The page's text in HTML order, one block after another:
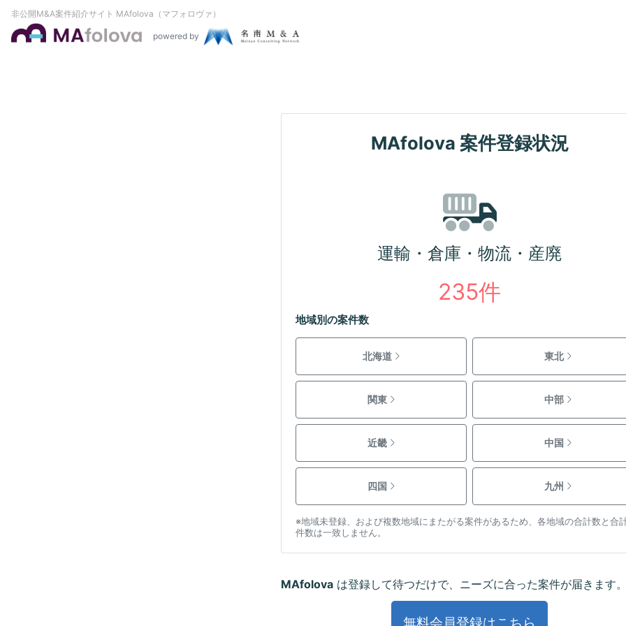
非公開M&A案件紹介サイト MAfolova（マフォロヴァ）
powered by
MAfolova 案件登録状況
運輸・倉庫・物流・産廃
235件
地域別の案件数
北海道 東北
関東 中部
近畿 中国
四国 九州
※地域未登録、および複数地域にまたがる案件があるため、各地域の合計数と合
件数は一致しません。
MAfolova は登録して待つだけで、ニーズに合った案件が届きます
無料会員登録はこちら